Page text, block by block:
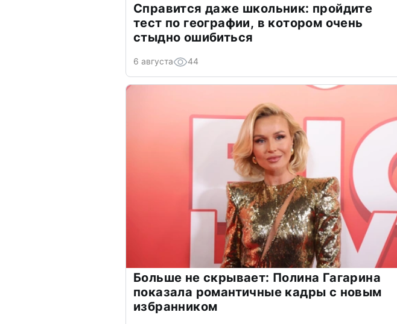
Справится даже школьник: пройдите
тест по географии, в котором очень
стыдно ошибиться
6 августа 44
Больше не скрывает: Полина Гагарина
показала романтичные кадры с новым
избранником